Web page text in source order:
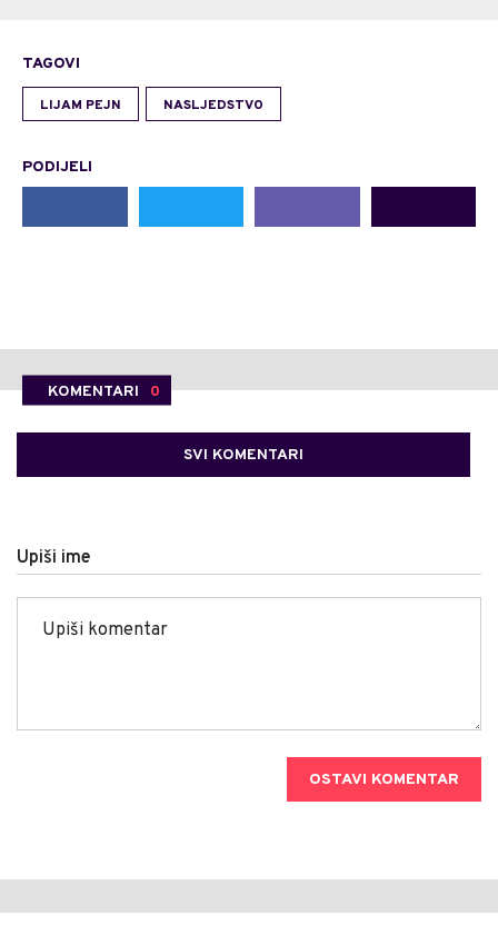
TAGOVI
LIJAM PEJN NASLJEDSTVO
PODIJELI
KOMENTARI 0
SVI KOMENTARI
Upiši ime
OSTAVI KOMENTAR